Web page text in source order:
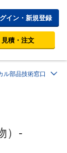
イン・新規登録
見積・注文
ル部品技術窓口
）-